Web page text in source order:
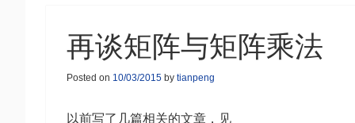
再谈矩阵与矩阵乘法
Posted on 10/03/2015by tianpeng
以前写了几篇相关的文章，见